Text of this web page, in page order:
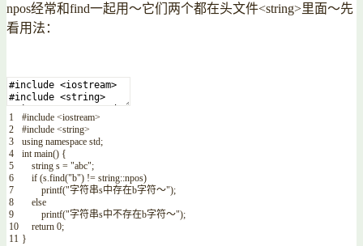
npos经常和find一起用～它们两个都在头文件<string>里面～先
看用法：
1
2
3
4
5
6
7
8
9
10
11
#include <iostream>
#include <string>
using namespace std;
int main() {
string s = "abc";
if (s.find("b") != string::npos)
printf("字符串s中存在b字符～");
else
printf("字符串s中不存在b字符～");
return 0;
}